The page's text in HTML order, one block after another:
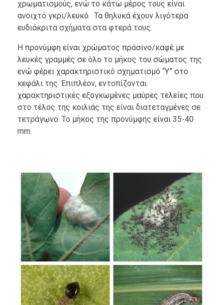
χρωματισμούς, ενώ το κάτω μέρος τους είναι
ανοιχτό γκρι/λευκό. Τα θηλυκά έχουν λιγότερα
ευδιάκριτα σχήματα στα φτερά τους.
Η προνύμφη είναι χρώματος πράσινο/καφέ με
λευκές γραμμές σε όλο το μήκος του σώματος της
ενώ φέρει χαρακτηριστικό σχηματισμό “Y” στο
κεφάλι της. Επιπλέον, εντοπίζονται
χαρακτηριστικές εξογκωμένες μαύρες τελείες που
στο τέλος της κοιλιάς της είναι διατεταγμένες σε
τετράγωνο. Το μήκος της προνύμφης είναι 35-40
mm.